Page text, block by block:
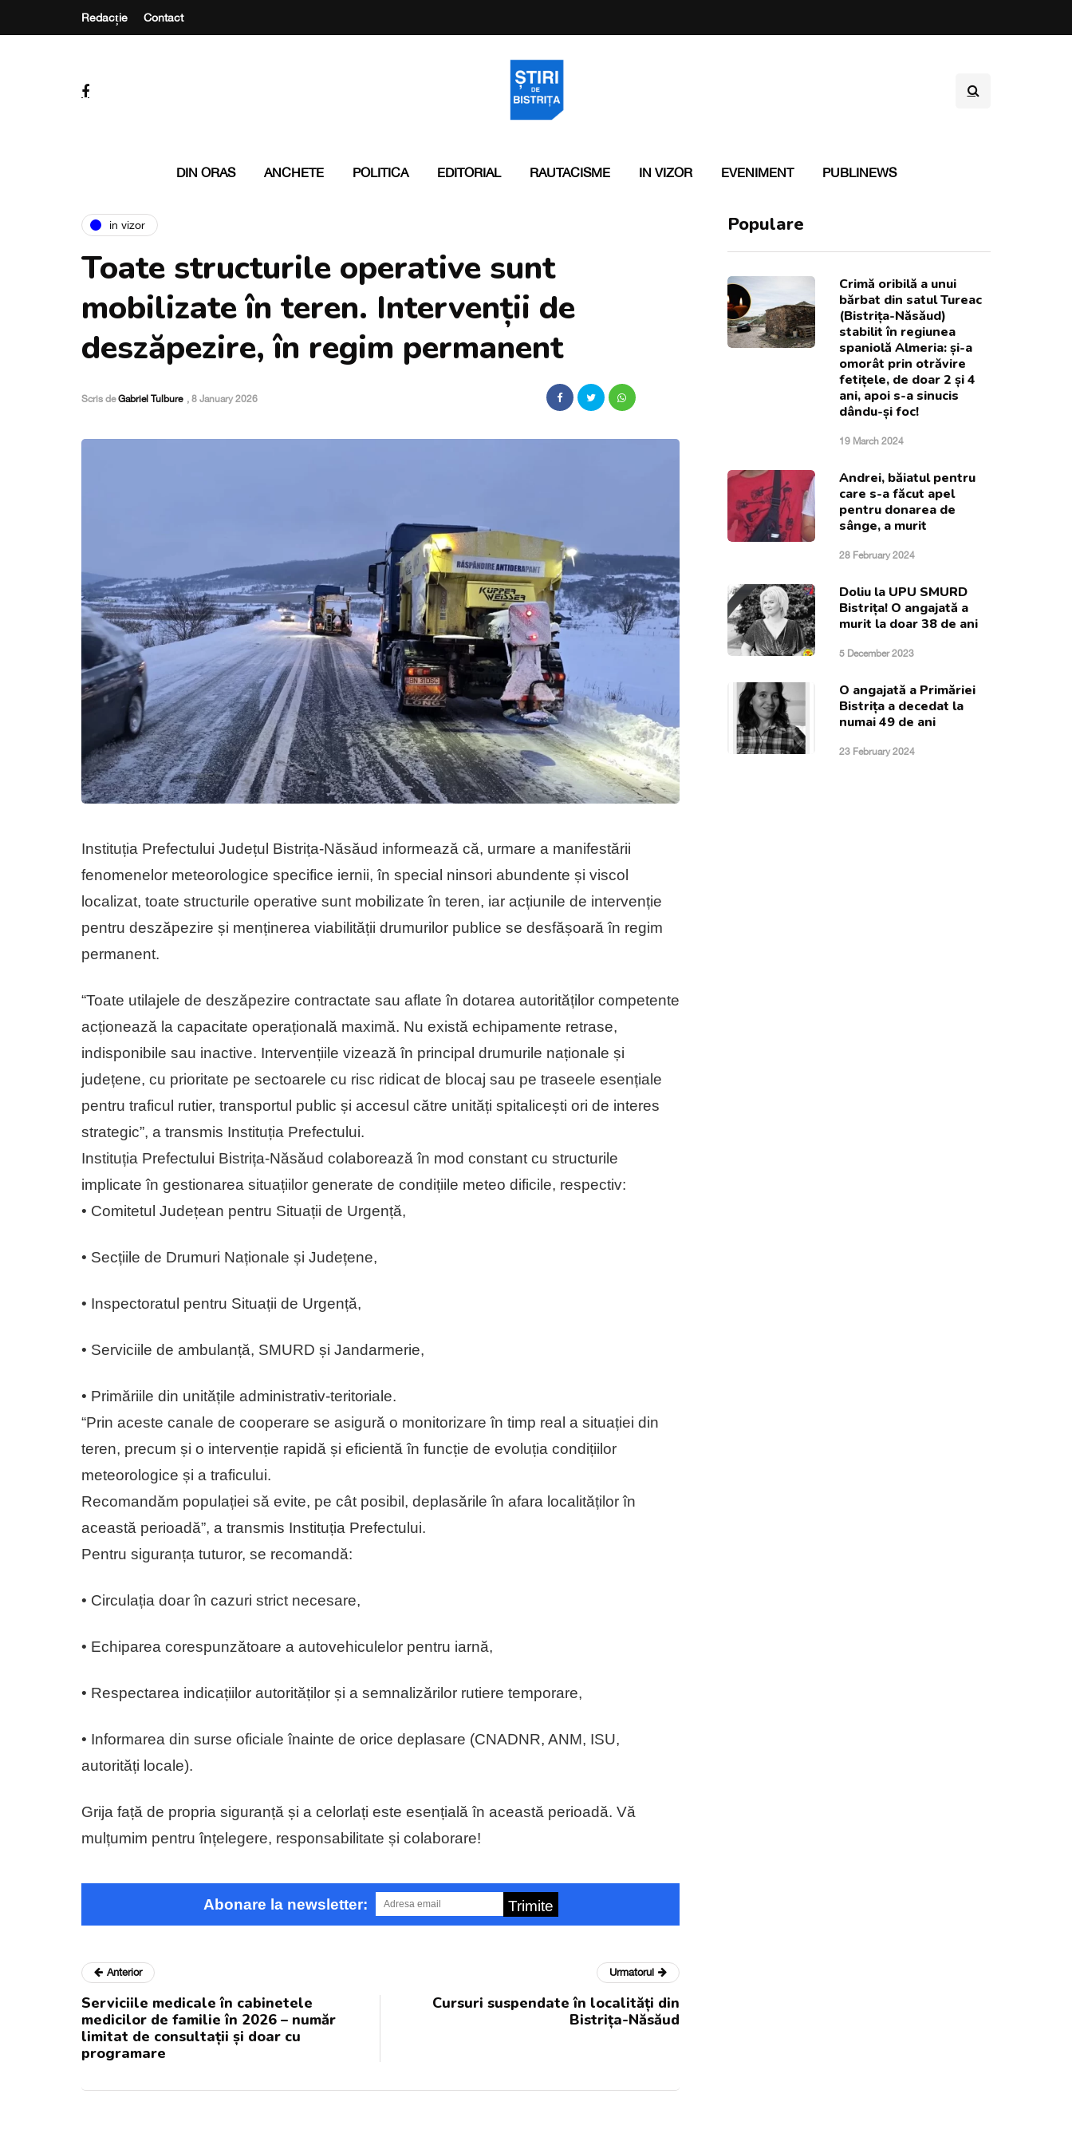
Redacție Contact
DIN ORAS ANCHETE POLITICA EDITORIAL RAUTACISME IN VIZOR EVENIMENT PUBLINEWS
in vizor
Toate structurile operative sunt
mobilizate în teren. Intervenții de
deszăpezire, în regim permanent
Scris deGabriel Tulbure , 8 January 2026
Instituția Prefectului Județul Bistrița-Năsăud informează că, urmare a manifestării
fenomenelor meteorologice specifice iernii, în special ninsori abundente și viscol
localizat, toate structurile operative sunt mobilizate în teren, iar acțiunile de intervenție
pentru deszăpezire și menținerea viabilității drumurilor publice se desfășoară în regim
permanent.
“Toate utilajele de deszăpezire contractate sau aflate în dotarea autorităților competente
acționează la capacitate operațională maximă. Nu există echipamente retrase,
indisponibile sau inactive. Intervențiile vizează în principal drumurile naționale și
județene, cu prioritate pe sectoarele cu risc ridicat de blocaj sau pe traseele esențiale
pentru traficul rutier, transportul public și accesul către unități spitalicești ori de interes
strategic”, a transmis Instituția Prefectului.
Instituția Prefectului Bistrița-Năsăud colaborează în mod constant cu structurile
implicate în gestionarea situațiilor generate de condițiile meteo dificile, respectiv:
• Comitetul Județean pentru Situații de Urgență,
• Secțiile de Drumuri Naționale și Județene,
• Inspectoratul pentru Situații de Urgență,
• Serviciile de ambulanță, SMURD și Jandarmerie,
• Primăriile din unitățile administrativ-teritoriale.
“Prin aceste canale de cooperare se asigură o monitorizare în timp real a situației din
teren, precum și o intervenție rapidă și eficientă în funcție de evoluția condițiilor
meteorologice și a traficului.
Recomandăm populației să evite, pe cât posibil, deplasările în afara localităților în
această perioadă”, a transmis Instituția Prefectului.
Pentru siguranța tuturor, se recomandă:
• Circulația doar în cazuri strict necesare,
• Echiparea corespunzătoare a autovehiculelor pentru iarnă,
• Respectarea indicațiilor autorităților și a semnalizărilor rutiere temporare,
• Informarea din surse oficiale înainte de orice deplasare (CNADNR, ANM, ISU,
autorități locale).
Grija față de propria siguranță și a celorlați este esențială în această perioadă. Vă
mulțumim pentru înțelegere, responsabilitate și colaborare!
Abonare la newsletter: Trimite
Populare
Crimă oribilă a unui
bărbat din satul Tureac
(Bistrița-Năsăud)
stabilit în regiunea
spaniolă Almeria: și-a
omorât prin otrăvire
fetițele, de doar 2 și 4
ani, apoi s-a sinucis
dându-și foc!
19 March 2024
Andrei, băiatul pentru
care s-a făcut apel
pentru donarea de
sânge, a murit
28 February 2024
Doliu la UPU SMURD
Bistrița! O angajată a
murit la doar 38 de ani
5 December 2023
O angajată a Primăriei
Bistrița a decedat la
numai 49 de ani
23 February 2024
Anterior
Serviciile medicale în cabinetele
medicilor de familie în 2026 – număr
limitat de consultații și doar cu
programare
Urmatorul
Cursuri suspendate în localități din
Bistrița-Năsăud